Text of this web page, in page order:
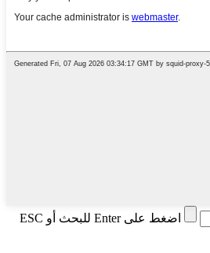
اضغط على Enter للبحث أو ESC